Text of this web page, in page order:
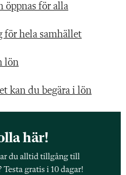
öppnas för alla
för hela samhället
lön
kan du begära i lön
här!
du alltid tillgång till
gratis i 10 dagar!